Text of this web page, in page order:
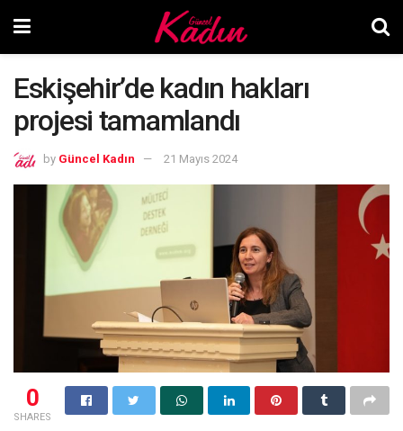
Eskişehir’de kadın hakları
projesi tamamlandı
by Güncel Kadın 21 Mayıs 2024
0
SHARES